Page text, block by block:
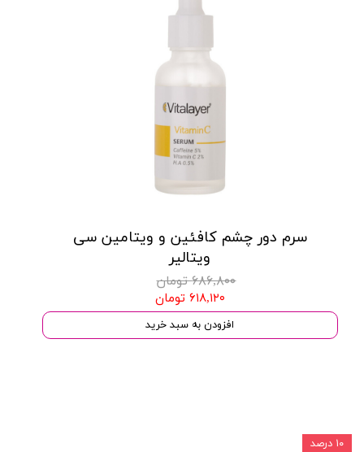
سرم دور چشم کافئین و ویتامین سی
ویتالیر
۶۸۶,۸۰۰ تومان
۶۱۸,۱۲۰ تومان
افزودن به سبد خرید
۱۰ درصد